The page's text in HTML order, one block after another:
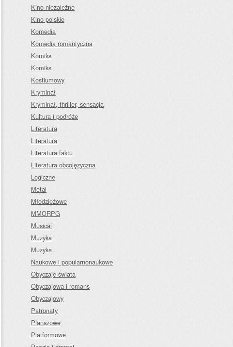
Kino niezależne
Kino polskie
Komedia
Komedia romantyczna
Komiks
Komiks
Kostiumowy
Kryminał
Kryminał, thriller, sensacja
Kultura i podróże
Literatura
Literatura
Literatura faktu
Literatura obcojęzyczna
Logiczne
Metal
Młodzieżowe
MMORPG
Musical
Muzyka
Muzyka
Naukowe i popularnonaukowe
Obyczaje świata
Obyczajowa i romans
Obyczajowy
Patronaty
Planszowe
Platformowe